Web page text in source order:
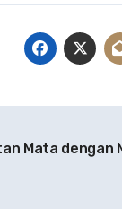
Mata dengan